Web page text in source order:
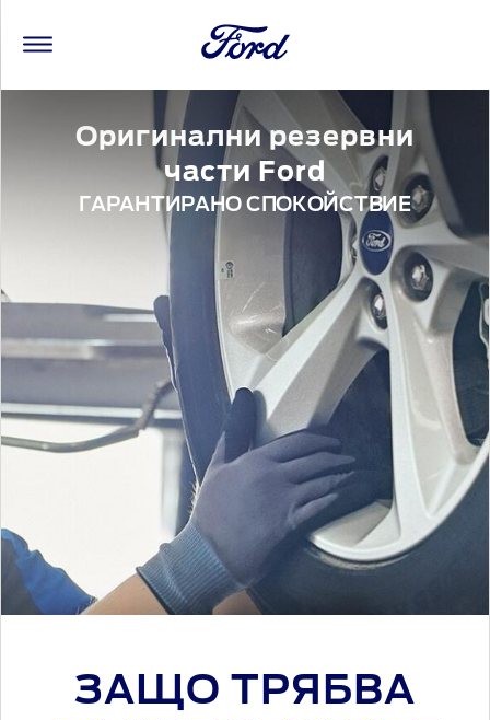
Оригинални резервни
части Ford
ГАРАНТИРАНО СПОКОЙСТВИЕ
ЗАЩО ТРЯБВА